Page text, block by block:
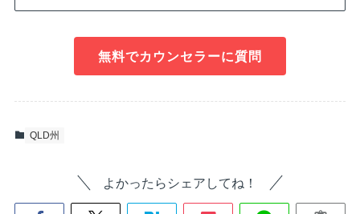
無料でカウンセラーに質問
QLD州
よかったらシェアしてね！